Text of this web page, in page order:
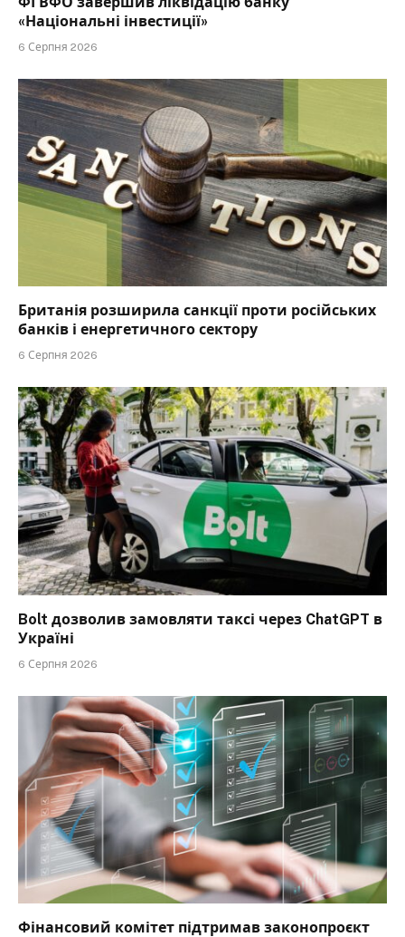
«Національні інвестиції»
6 Серпня 2026
Британія розширила санкції проти російських
банків і енергетичного сектору
6 Серпня 2026
Bolt дозволив замовляти таксі через ChatGPT в
Україні
6 Серпня 2026
Фінансовий комітет підтримав законопроєкт